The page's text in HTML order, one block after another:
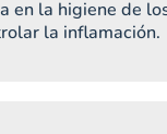
la higiene de
la inflamación.